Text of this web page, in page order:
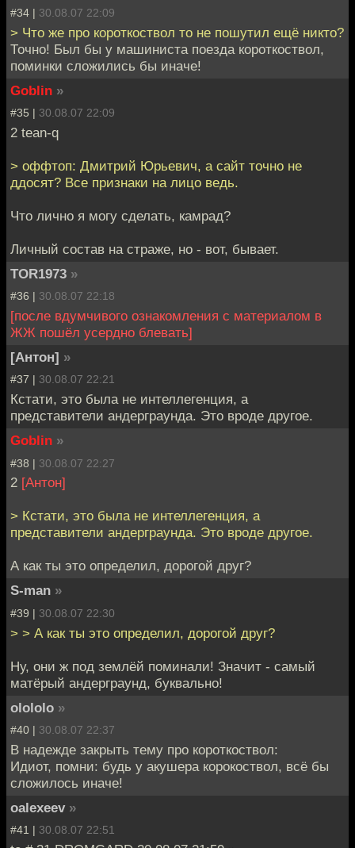
#34 | 30.08.07 22:09
> Что же про короткоствол то не пошутил ещё никто?
Точно! Был бы у машиниста поезда короткоствол,
поминки сложились бы иначе!
Goblin »
#35 | 30.08.07 22:09
2 tean-q
> оффтоп: Дмитрий Юрьевич, а сайт точно не
ддосят? Все признаки на лицо ведь.
Что лично я могу сделать, камрад?
Личный состав на страже, но - вот, бывает.
TOR1973 »
#36 | 30.08.07 22:18
[после вдумчивого ознакомления с материалом в
ЖЖ пошёл усердно блевать]
[Антон] »
#37 | 30.08.07 22:21
Кстати, это была не интеллегенция, а
представители андерграунда. Это вроде другое.
Goblin »
#38 | 30.08.07 22:27
2 [Антон]
> Кстати, это была не интеллегенция, а
представители андерграунда. Это вроде другое.
А как ты это определил, дорогой друг?
S-man »
#39 | 30.08.07 22:30
> > А как ты это определил, дорогой друг?
Ну, они ж под землёй поминали! Значит - самый
матёрый андерграунд, буквально!
olololo »
#40 | 30.08.07 22:37
В надежде закрыть тему про короткоствол:
Идиот, помни: будь у акушера корокоствол, всё бы
сложилось иначе!
oalexeev »
#41 | 30.08.07 22:51